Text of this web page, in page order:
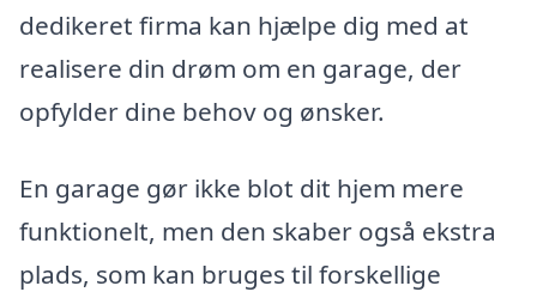
dedikeret firma kan hjælpe dig med at
realisere din drøm om en garage, der
opfylder dine behov og ønsker.
En garage gør ikke blot dit hjem mere
funktionelt, men den skaber også ekstra
plads, som kan bruges til forskellige